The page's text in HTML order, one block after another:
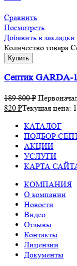
Сравнить
Посмотреть
Добавить в закладки
Количество товара
Купить
Септик GARDA-
189 800₽
820 ₽Текущая цена:
КАТАЛОГ
ПОДБОР
АКЦИИ
УСЛУГИ
КАРТА
КОМПАНИЯ
О компании
Новости
Видео
Отзывы
Контакты
Лицензии
Документы